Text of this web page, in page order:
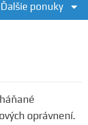
Ďalšie ponuky
oprávnení.